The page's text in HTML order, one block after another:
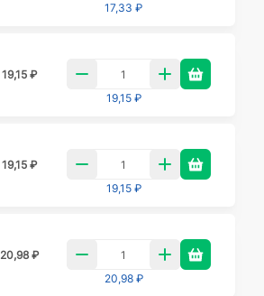
17,33 ₽
19,15 ₽
19,15 ₽
19,15 ₽
19,15 ₽
20,98 ₽
20,98 ₽